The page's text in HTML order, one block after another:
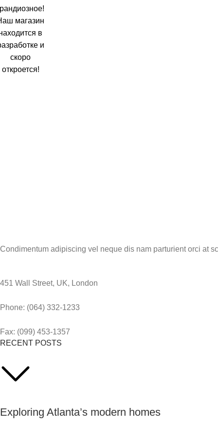
магазин
в
и
скоро
откроется!
Condimentum adipiscing vel neque dis nam parturient orci at
451 Wall Street, UK, London
Phone: (064) 332-1233
Fax: (099) 453-1357
RECENT POSTS
Exploring Atlanta’s modern homes